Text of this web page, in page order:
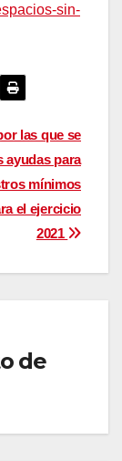
sin-
las que se
ayudas para
mínimos
el ejercicio
2021
de